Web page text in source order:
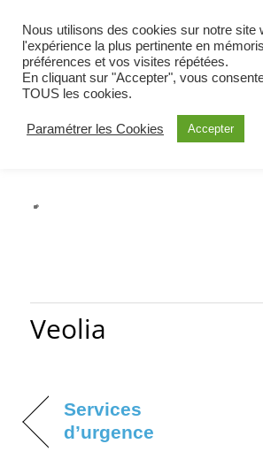
BIENVENUE À OETING
COMMUNE DE MOSELLE EST
ALERTE
Veolia
Services
d’urgence
Nous utilisons des cookies sur notre site
l'expérience la plus pertinente en
préférences et vos visites répétées.
En cliquant sur "Accepter", vous
TOUS les cookies.
Paramétrer les Cookies Accepter